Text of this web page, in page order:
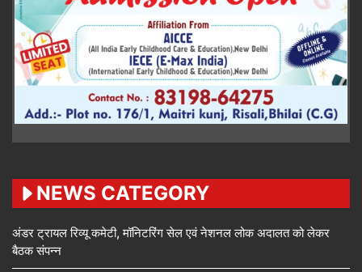
NEWS CATEGORY
अंडर ट्रायल रिव्यू कमेटी, मॉनिटरिंग सेल एवं नेशनल लोक अदालत को लेकर
बैठक संपन्न